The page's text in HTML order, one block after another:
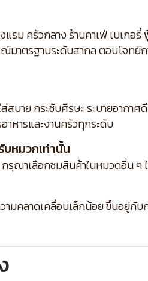
แรม ครัวกลาง ร้านคาเฟ่ เบเก
มาตรฐานระดับสากล ตอบโจทย์
สบาย กระชับศีรษะ ระบายอาก
าหารและงานครัวทุกระดับ
หมวกเท่านั้น
รุณาเลือกชมสินค้าในหมวดอื่น ๆ
มคลาดเคลื่อนเล็กน้อย ขึ้นอยู่กับ